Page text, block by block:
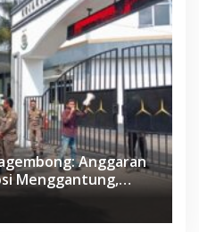
Anggaran
Menggantung,
Bekasi!